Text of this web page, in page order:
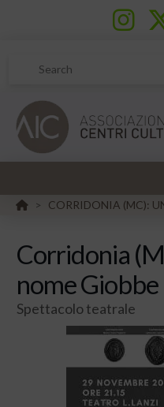
Search
HOME
> CORRIDONIA (MC):
Corridonia
nome Giobbe
Spettacolo teatrale